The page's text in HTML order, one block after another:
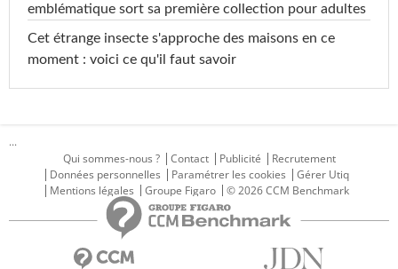
emblématique sort sa première collection pour adultes
Cet étrange insecte s'approche des maisons en ce
moment : voici ce qu'il faut savoir
...
Qui sommes-nous ?
Contact Publicité
Recrutement
Données personnelles
Paramétrer les cookies
Gérer Utiq
Mentions légales
Groupe Figaro © 2026 CCM Benchmark